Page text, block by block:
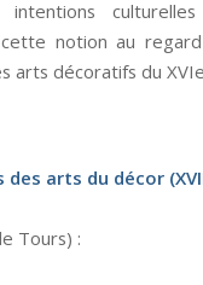
notion au
arts décoratifs du
arts du décor
Tours) :